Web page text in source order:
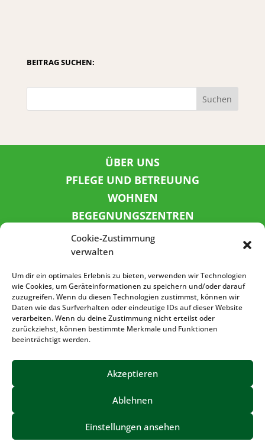
Cookie-Zustimmung
verwalten
Um dir ein optimales Erlebnis zu bieten, verwenden wir Technologien
wie Cookies, um Geräteinformationen zu speichern und/oder darauf
zuzugreifen. Wenn du diesen Technologien zustimmst, können wir
Daten wie das Surfverhalten oder eindeutige IDs auf dieser Website
verarbeiten. Wenn du deine Zustimmung nicht erteilst oder
zurückziehst, können bestimmte Merkmale und Funktionen
beeinträchtigt werden.
Akzeptieren
Ablehnen
Einstellungen ansehen
BEITRAG SUCHEN:
Suchen
ÜBER UNS
PFLEGE UND BETREUUNG
WOHNEN
BEGEGNUNGSZENTREN
KINDER UND JUGEND
KONTAKT
SPENDENKONTO
Sozialbank
IBAN: DE72 3702 0500 0001 5520 00
IMPRESSUM
BARRIEREFREIHEIT